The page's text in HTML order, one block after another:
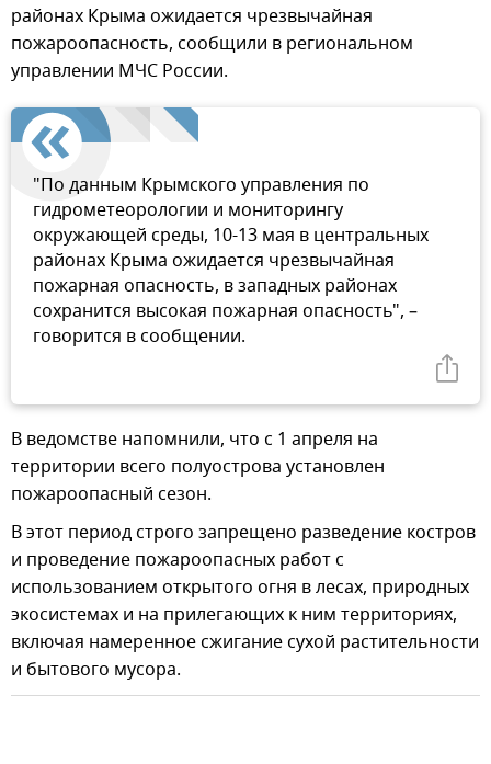
районах Крыма ожидается чрезвычайная
пожароопасность, сообщили в региональном
управлении МЧС России.
"По данным Крымского управления по
гидрометеорологии и мониторингу
окружающей среды, 10-13 мая в центральных
районах Крыма ожидается чрезвычайная
пожарная опасность, в западных районах
сохранится высокая пожарная опасность", –
говорится в сообщении.
В ведомстве напомнили, что с 1 апреля на
территории всего полуострова установлен
пожароопасный сезон.
В этот период строго запрещено разведение костров
и проведение пожароопасных работ с
использованием открытого огня в лесах, природных
экосистемах и на прилегающих к ним территориях,
включая намеренное сжигание сухой растительности
и бытового мусора.